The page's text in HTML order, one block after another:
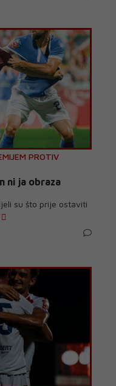
PROTIV
ni ja obraza
su što prije ostaviti